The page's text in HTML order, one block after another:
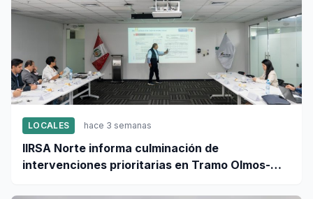
LOCALES hace 3 semanas
IIRSA Norte informa culminación de
intervenciones prioritarias en Tramo Olmos-